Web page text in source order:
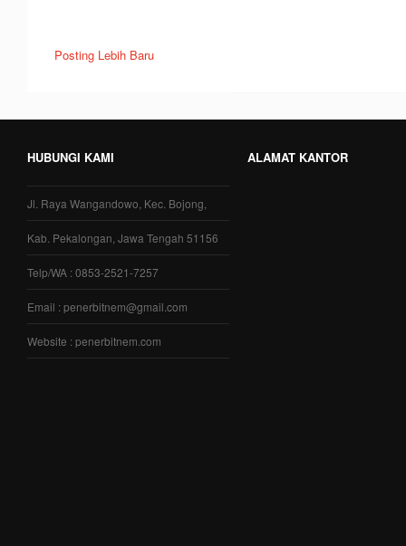
Posting Lebih Baru
HUBUNGI KAMI
Jl. Raya Wangandowo, Kec. Bojong,
Kab. Pekalongan, Jawa Tengah 51156
Telp/WA : 0853-2521-7257
Email : penerbitnem@gmail.com
Website : penerbitnem.com
ALAMAT KANTOR